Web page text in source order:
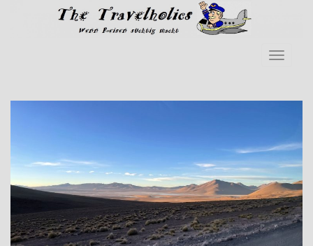
Skip to main content